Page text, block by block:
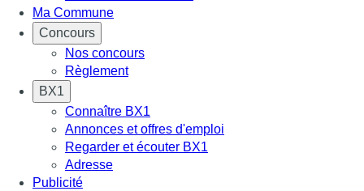
Ma Commune
Concours
Nos concours
Règlement
BX1
Connaître BX1
Annonces et offres d'emploi
Regarder et écouter BX1
Adresse
Publicité